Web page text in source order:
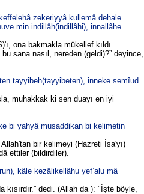
zekeriyyâ kullemâ dehale
min indillâh(indillâhi), innallâhe
ona bakmakla mükellef kıldı.
sana nasıl, nereden (geldi)?” deyince,
tayyibeh(tayyibeten), inneke semîud
muhakkak ki sen duayı en iyi
bi yahyâ musaddikan bi kelimetin
bir kelimeyi (Hazreti İsa'yı)
ettiler (bildirdiler).
kâle kezâlikellâhu yef’alu mâ
dedi. (Allah da ): "İşte böyle,